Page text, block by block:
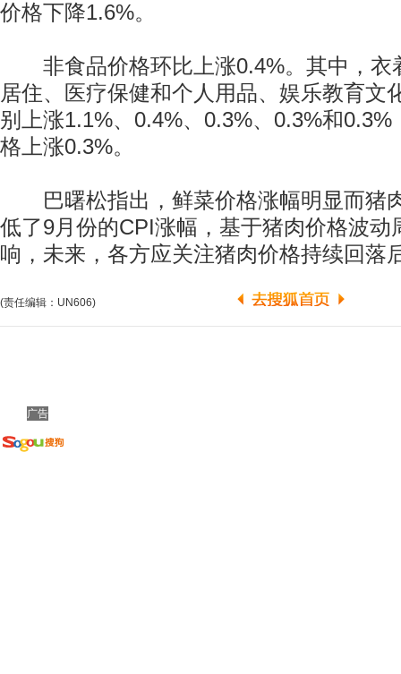
价格下降1.6%。
非食品价格环比上涨0.4%。其中，衣
居住、医疗保健和个人用品、娱乐教育文
别上涨1.1%、0.4%、0.3%、0.3%和
格上涨0.3%。
巴曙松指出，鲜菜价格涨幅明显而猪
低了9月份的CPI涨幅，基于猪肉价格波动
响，未来，各方应关注猪肉价格持续回落
(责任编辑：UN606)
广告